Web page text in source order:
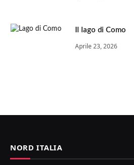
Il lago di Como
Aprile 23, 2026
NORD ITALIA